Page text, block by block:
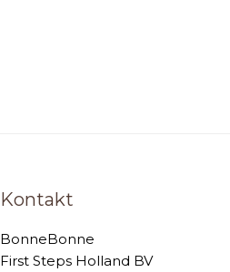
Kontakt
BonneBonne
First Steps Holland BV